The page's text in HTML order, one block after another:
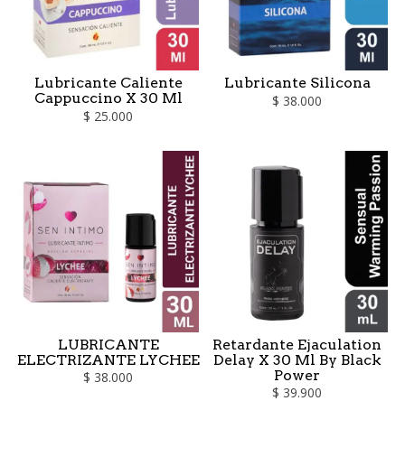
Lubricante Caliente
Cappuccino X 30 Ml
$ 25.000
Lubricante Silicona
$ 38.000
LUBRICANTE
ELECTRIZANTE LYCHEE
$ 38.000
Retardante Ejaculation
Delay X 30 Ml By Black
Power
$ 39.900